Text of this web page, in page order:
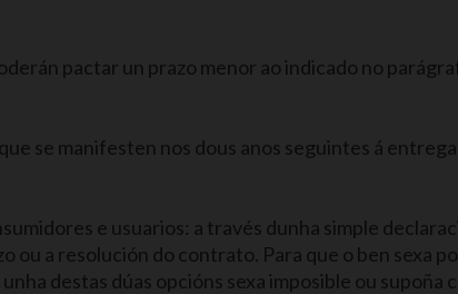
pactar un prazo menor ao indicado no
se manifesten nos dous anos seguintes á
e usuarios: a través dunha simple
ou a resolución do contrato. Para que o ben sexa
unha destas dúas opcións sexa imposible ou